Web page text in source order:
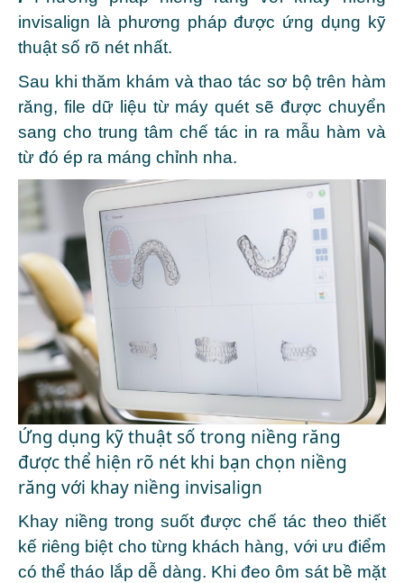
invisalign là phương pháp được ứng dụng kỹ
thuật số rõ nét nhất.
Sau khi thăm khám và thao tác sơ bộ trên hàm
răng, file dữ liệu từ máy quét sẽ được chuyển
sang cho trung tâm chế tác in ra mẫu hàm và
từ đó ép ra máng chỉnh nha.
Ứng dụng kỹ thuật số trong niềng răng
được thể hiện rõ nét khi bạn chọn niềng
răng với khay niềng invisalign
Khay niềng trong suốt được chế tác theo thiết
kế riêng biệt cho từng khách hàng, với ưu điểm
có thể tháo lắp dễ dàng. Khi đeo ôm sát bề mặt